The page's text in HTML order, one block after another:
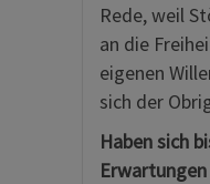
Rede, weil
an die
eigenen
sich der
Haben sich